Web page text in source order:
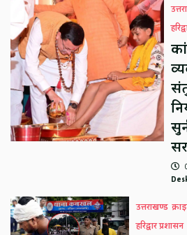
उत्तराखण्ड
हरिद्वार प्रशासन